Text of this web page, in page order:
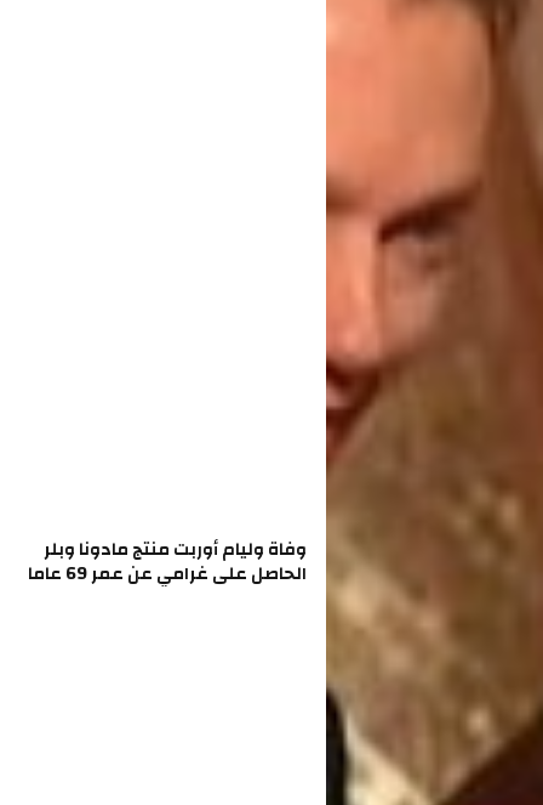
وفاة وليام أوربت منتج مادونا وبلر
الحاصل على غرامي عن عمر 69 عاما